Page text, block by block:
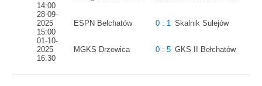
14:00
28-09-
2025
15:00
ESPN Bełchatów 0 : 1 Skalnik Sulejów
01-10-
2025
16:30
MGKS Drzewica 0 : 5 GKS II Bełchatów